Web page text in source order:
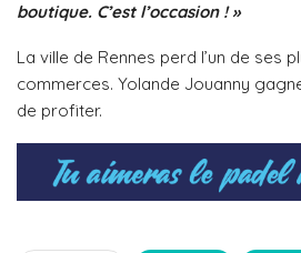
boutique. C’est l’occasion ! »
La ville de Rennes perd l’un de ses
commerces. Yolande Jouanny
de profiter.